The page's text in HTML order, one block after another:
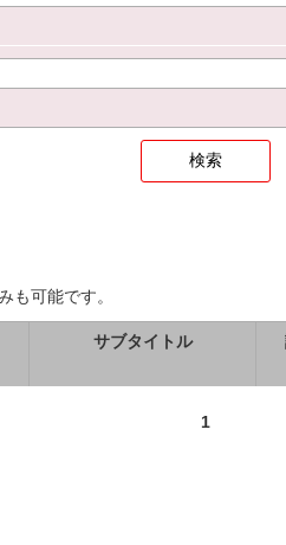
も可能です。
サブタイトル
1